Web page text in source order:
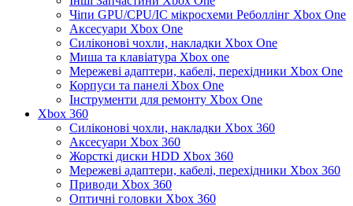
Чіпи GPU/CPU/IC мікросхеми Реболлінг Xbox One
Аксесуари Xbox One
Силіконові чохли, накладки Xbox One
Миша та клавіатура Xbox one
Мережеві адаптери, кабелі, перехідники Xbox One
Корпуси та панелі Xbox One
Інструменти для ремонту Xbox One
Xbox 360
Силіконові чохли, накладки Xbox 360
Аксесуари Xbox 360
Жорсткі диски HDD Xbox 360
Мережеві адаптери, кабелі, перехідники Xbox 360
Приводи Xbox 360
Оптичні головки Xbox 360